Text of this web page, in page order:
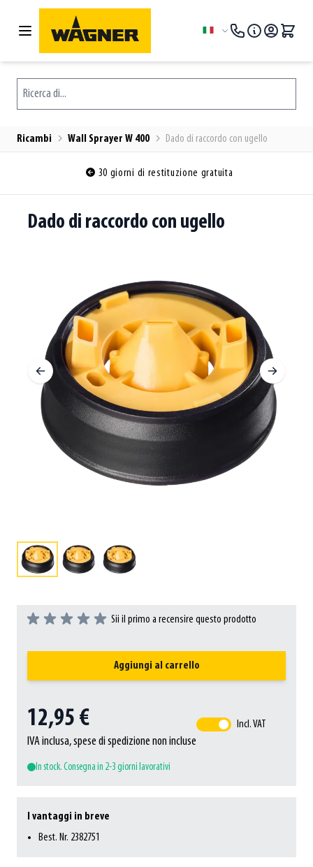
Salta al contenuto
Lingua
Ricerca di...
Ricambi Wall Sprayer W 400 Dado di raccordo con ugello
30 giorni di restituzione gratuita
Dado di raccordo con ugello
Sii il primo a recensire questo prodotto
Aggiungi al carrello
12,95 €
IVA inclusa, spese di spedizione non incluse
Incl. VAT
In stock. Consegna in 2-3 giorni lavorativi
I vantaggi in breve
Best. Nr. 2382751